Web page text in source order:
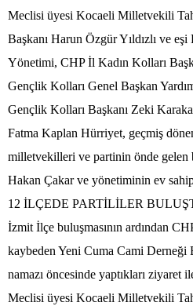
Meclisi üyesi Kocaeli Milletvekili
Başkanı Harun Özgür Yıldızlı ve
Yönetimi, CHP İl Kadın Kolları
Gençlik Kolları Genel Başkan
Gençlik Kolları Başkanı Zeki
Fatma Kaplan Hürriyet, geçmiş
milletvekilleri ve partinin önde gelen
Hakan Çakar ve yönetiminin ev
12 İLÇEDE PARTİLİLER
İzmit İlçe buluşmasının ardından
kaybeden Yeni Cuma Cami Derneği
namazı öncesinde yaptıkları ziyaret
Meclisi üyesi Kocaeli Milletvekili